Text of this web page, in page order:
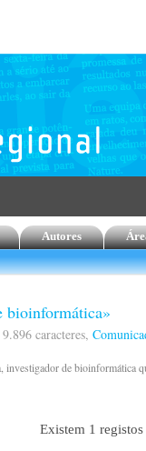
Autores
bioinformática»
caracteres,
investigador de bioinformática
Existem 1